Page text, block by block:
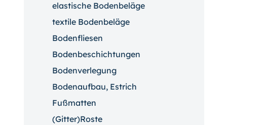
elastische Bodenbeläge
textile Bodenbeläge
Bodenfliesen
Bodenbeschichtungen
Bodenverlegung
Bodenaufbau, Estrich
Fußmatten
(Gitter)Roste